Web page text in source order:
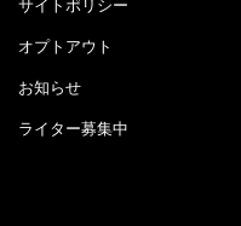
サイトポリシー
オプトアウト
お知らせ
ライター募集中